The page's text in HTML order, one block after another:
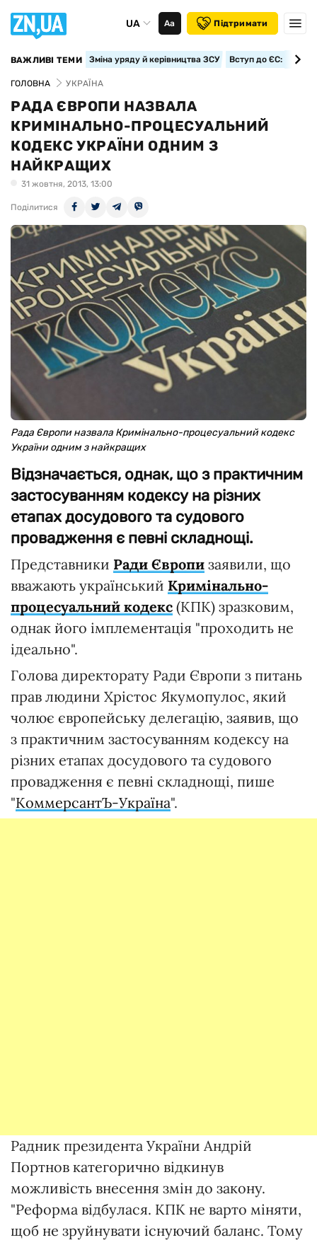
UA Аа Підтримати
ВАЖЛИВІ ТЕМИ Зміна уряду й керівництва ЗСУ Вступ до ЄС:
ГОЛОВНА УКРАЇНА
РАДА ЄВРОПИ НАЗВАЛА
КРИМІНАЛЬНО-ПРОЦЕСУАЛЬНИЙ
КОДЕКС УКРАЇНИ ОДНИМ З
НАЙКРАЩИХ
31 жовтня, 2013, 13:00
Поділитися
Рада Європи назвала Кримінально-процесуальний кодекс
України одним з найкращих
Відзначається, однак, що з практичним
застосуванням кодексу на різних
етапах досудового та судового
провадження є певні складнощі.
Представники Ради Європи заявили, що
вважають український Кримінально-
процесуальний кодекс (КПК) зразковим,
однак його імплементація "проходить не
ідеально".
Голова директорату Ради Європи з питань
прав людини Хрістос Якумопулос, який
чолює європейську делегацію, заявив, що
з практичним застосуванням кодексу на
різних етапах досудового та судового
провадження є певні складнощі, пише
"КоммерсантЪ-Україна".
Радник президента України Андрій
Портнов категорично відкинув
можливість внесення змін до закону.
"Реформа відбулася. КПК не варто міняти,
щоб не зруйнувати існуючий баланс. Тому